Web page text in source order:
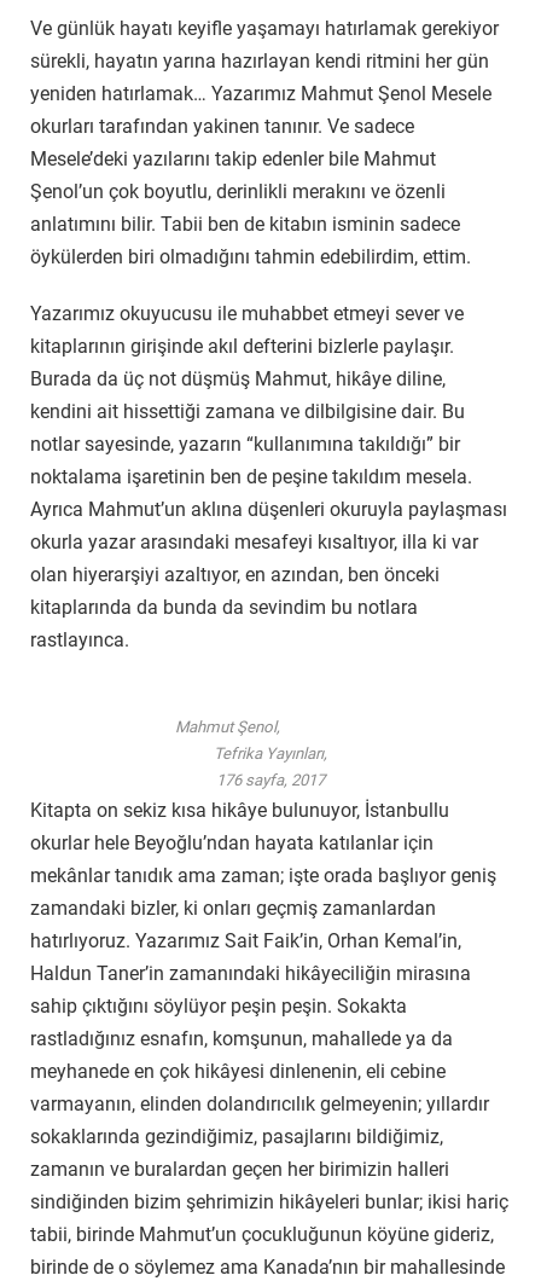
Ve günlük hayatı keyifle yaşamayı hatırlamak gerekiyor
sürekli, hayatın yarına hazırlayan kendi ritmini her gün
yeniden hatırlamak… Yazarımız Mahmut Şenol Mesele
okurları tarafından yakinen tanınır. Ve sadece
Mesele’deki yazılarını takip edenler bile Mahmut
Şenol’un çok boyutlu, derinlikli merakını ve özenli
anlatımını bilir. Tabii ben de kitabın isminin sadece
öykülerden biri olmadığını tahmin edebilirdim, ettim.
Yazarımız okuyucusu ile muhabbet etmeyi sever ve
kitaplarının girişinde akıl defterini bizlerle paylaşır.
Burada da üç not düşmüş Mahmut, hikâye diline,
kendini ait hissettiği zamana ve dilbilgisine dair. Bu
notlar sayesinde, yazarın “kullanımına takıldığı” bir
noktalama işaretinin ben de peşine takıldım mesela.
Ayrıca Mahmut’un aklına düşenleri okuruyla paylaşması
okurla yazar arasındaki mesafeyi kısaltıyor, illa ki var
olan hiyerarşiyi azaltıyor, en azından, ben önceki
kitaplarında da bunda da sevindim bu notlara
rastlayınca.
Mahmut Şenol,
Tefrika Yayınları,
176 sayfa, 2017
Kitapta on sekiz kısa hikâye bulunuyor, İstanbullu
okurlar hele Beyoğlu’ndan hayata katılanlar için
mekânlar tanıdık ama zaman; işte orada başlıyor geniş
zamandaki bizler, ki onları geçmiş zamanlardan
hatırlıyoruz. Yazarımız Sait Faik’in, Orhan Kemal’in,
Haldun Taner’in zamanındaki hikâyeciliğin mirasına
sahip çıktığını söylüyor peşin peşin. Sokakta
rastladığınız esnafın, komşunun, mahallede ya da
meyhanede en çok hikâyesi dinlenenin, eli cebine
varmayanın, elinden dolandırıcılık gelmeyenin; yıllardır
sokaklarında gezindiğimiz, pasajlarını bildiğimiz,
zamanın ve buralardan geçen her birimizin halleri
sindiğinden bizim şehrimizin hikâyeleri bunlar; ikisi hariç
tabii, birinde Mahmut’un çocukluğunun köyüne gideriz,
birinde de o söylemez ama Kanada’nın bir mahallesinde